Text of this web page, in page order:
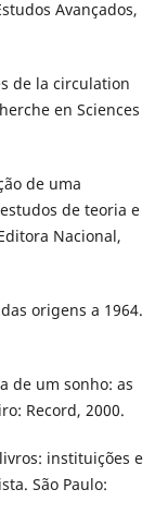
Avançados,
de la circulation
en Sciences
de uma
de teoria e
Nacional,
origens a 1964.
de um sonho: as
Record, 2000.
instituições e
São Paulo: